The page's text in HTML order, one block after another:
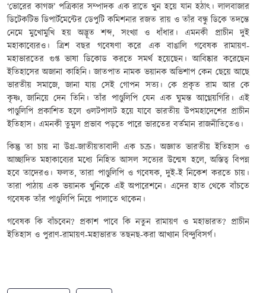
‘ভোরের কাগজ’ পত্রিকার সম্পাদক এক রাতে খুন হয়ে যান হঠাৎ। লালবাজার
ডিটেকটিভ ডিপার্টমেন্টের ডেপুটি কমিশনার রজত রায় ও তাঁর বন্ধু ডিকে তদন্তে
নেমে মুখোমুখি হয় অদ্ভূত শব্দ, সংখ্যা ও ধাঁধার। এমনকী প্রাচীন দুই
মহাকাব্যেরও। ত্রিশ বছর গবেষণা করে এক বাঙালি গবেষক রামায়ণ-
মহাভারতের গুপ্ত ভাষা ডিকোড করতে সমর্থ হয়েছেন। আবিষ্কার করেছেন
ইতিহাসের অজানা কাহিনি। জাতপাত নামক ভয়ানক অভিশাপ কেন ছেয়ে আছে
ভারতীয় সমাজে, জানা যায় সেই গোপন সত্য। কে প্রকৃত রাম আর কে
কৃষ্ণ, জানিয়ে দেন তিনি। তাঁর পাণ্ডুলিপি যেন এক ঘুমন্ত আগ্নেয়গিরি। এই
পাণ্ডুলিপি প্রকাশিত হলে ওলটপালট হয়ে যাবে ভারতীয় উপমহাদেশের প্রাচীন
ইতিহাস। এমনকী তুমুল প্রভাব পড়তে পারে ভারতের বর্তমান রাজনীতিতেও।
কিন্তু তা চায় না উগ্র-জাতীয়তাবাদী এক চক্র। অজ্ঞাত ভারতীয় ইতিহাস ও
আচ্ছাদিত মহাকাব্যের মধ্যে নিহিত আসল সত্যের উন্মেষ হলে, অস্তিত্ব বিপন্ন
হবে তাদেরও। ফলত, তারা পাণ্ডুলিপি ও গবেষক, দুই-ই নিকেশ করতে চায়।
তারা পাঠায় এক ভয়ানক খুনিকে এই অপারেশনে। এদের হাত থেকে বাঁচতে
গবেষক তাঁর পাণ্ডুলিপি নিয়ে পালাতে থাকেন।
গবেষক কি বাঁচবেন? প্রকাশ পাবে কি নতুন রামায়ণ ও মহাভারত? প্রাচীন
ইতিহাস ও পুরাণ-রামায়ণ-মহাভারত তছনছ-করা আখ্যান বিন্দুবিসর্গ।